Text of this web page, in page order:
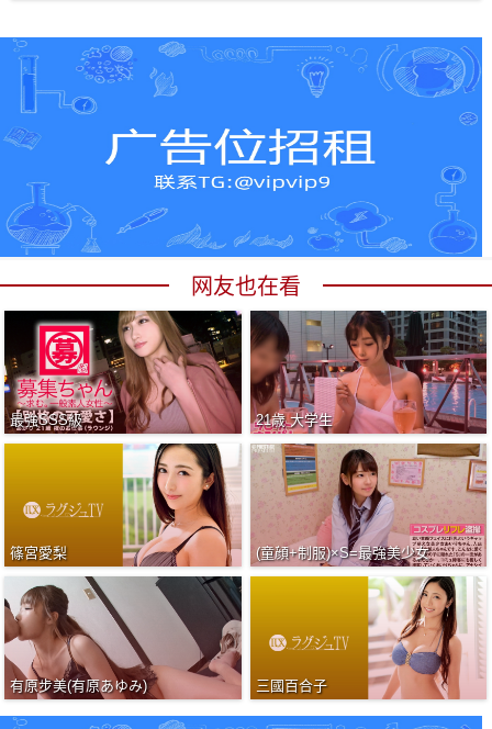
网友也在看
最強SSS級 21歳 大学生
篠宮愛梨 (童顔+制服)×S=最強美少女
有原步美(有原あゆみ) 三國百合子